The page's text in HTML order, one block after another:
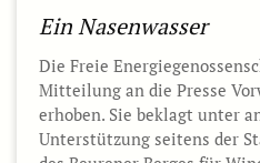
Ein Nasenwasser
Die Freie
Mitteilung an die Presse
erhoben. Sie beklagt unter
Unterstützung seitens der